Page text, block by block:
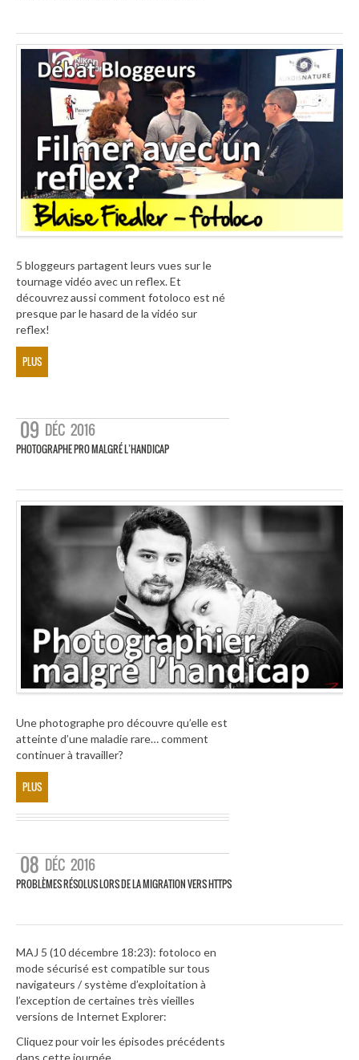
5 bloggeurs partagent leurs vues sur le
tournage vidéo avec un reflex. Et
découvrez aussi comment fotoloco est né
presque par le hasard de la vidéo sur
reflex!
PLUS
09 DÉC 2016
PHOTOGRAPHE PRO MALGRÉ L’HANDICAP
Une photographe pro découvre qu’elle est
atteinte d’une maladie rare… comment
continuer à travailler?
PLUS
08 DÉC 2016
PROBLÈMES RÉSOLUS LORS DE LA MIGRATION VERS HTTPS
MAJ 5 (10 décembre 18:23): fotoloco en
mode sécurisé est compatible sur tous
navigateurs / système d’exploitation à
l’exception de certaines très vieilles
versions de Internet Explorer:
Cliquez pour voir les épisodes précédents